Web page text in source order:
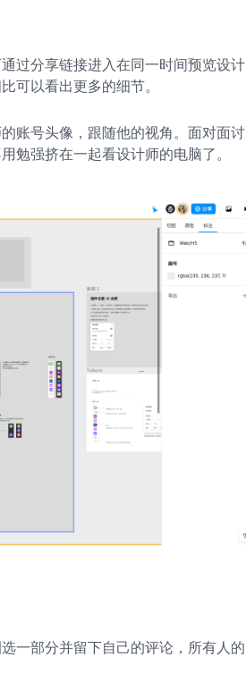
过分享链接进入在同一时间预览设计
可以看出更多的细节。
账号头像，跟随他的视角。面对面讨
勉强挤在一起看设计师的电脑了。
一部分并留下自己的评论，所有人的